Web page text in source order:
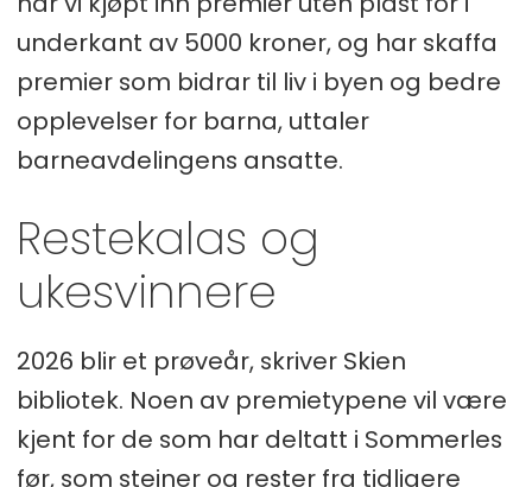
underkant av 5000 kroner, og har skaffa
premier som bidrar til liv i byen og bedre
opplevelser for barna, uttaler
barneavdelingens ansatte.
Restekalas og
ukesvinnere
2026 blir et prøveår, skriver Skien
bibliotek. Noen av premietypene vil være
kjent for de som har deltatt i Sommerles
før, som steiner og rester fra tidligere